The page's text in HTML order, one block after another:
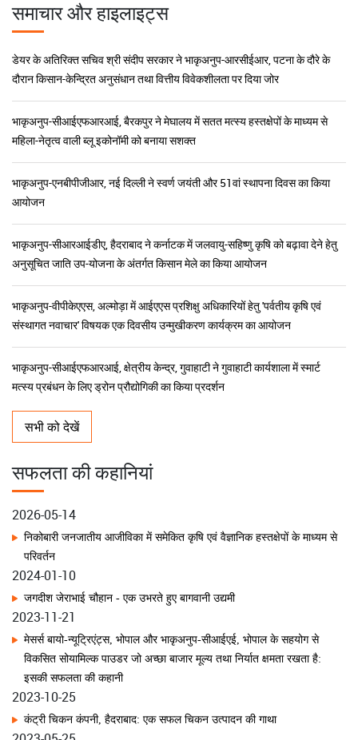
समाचार और हाइलाइट्स
डेयर के अतिरिक्त सचिव श्री संदीप सरकार ने भाकृअनुप-आरसीईआर, पटना के दौरे के
दौरान किसान-केन्द्रित अनुसंधान तथा वित्तीय विवेकशीलता पर दिया जोर
भाकृअनुप-सीआईएफआरआई, बैरकपुर ने मेघालय में सतत मत्स्य हस्तक्षेपों के माध्यम से
महिला-नेतृत्व वाली ब्लू इकोनॉमी को बनाया सशक्त
भाकृअनुप-एनबीपीजीआर, नई दिल्ली ने स्वर्ण जयंती और 51वां स्थापना दिवस का किया
आयोजन
भाकृअनुप-सीआरआईडीए, हैदराबाद ने कर्नाटक में जलवायु-सहिष्णु कृषि को बढ़ावा देने हेतु
अनुसूचित जाति उप-योजना के अंतर्गत किसान मेले का किया आयोजन
भाकृअनुप-वीपीकेएएस, अल्मोड़ा में आईएएस प्रशिक्षु अधिकारियों हेतु 'पर्वतीय कृषि एवं
संस्थागत नवाचार' विषयक एक दिवसीय उन्मुखीकरण कार्यक्रम का आयोजन
भाकृअनुप-सीआईएफआरआई, क्षेत्रीय केन्द्र, गुवाहाटी ने गुवाहाटी कार्यशाला में स्मार्ट
करने के लिए जनजातीय एफपीओ को श्री अन्न प्राथमिक प्रसंस्करण इकाई की समर्पित
केवीके सुंदरगढ़-I में अनुसंधान–प्रसार इंटरफेस बैठक ने जलवायु-लचीली खरीफ तैयारी
रणनीति की रूपरेखा तैयार की
केवीके कूचबिहार मृदा परीक्षण प्रयोगशाला को प्रतिष्ठित एनएबीएल मान्यता प्राप्त, कृषि
गुणवत्ता आश्वासन में स्थापित किया नया मानदंड
भाकृअनुप-सीसीआरआई, नागपुर ने 42वां स्थापना दिवस मनाया; प्रगतिशील सिट्रस
उत्पादकों को किया सम्मानित
सभी को देखें
सफलता की कहानियां
2026-05-14
निकोबारी जनजातीय आजीविका में समेकित कृषि एवं वैज्ञानिक हस्तक्षेपों के माध्यम से
परिवर्तन
2024-01-10
जगदीश जेराभाई चौहान - एक उभरते हुए बागवानी उद्यमी
2023-11-21
मेसर्स बायो-न्यूट्रिएंट्स, भोपाल और भाकृअनुप-सीआईएई, भोपाल के सहयोग से
विकसित सोयामिल्क पाउडर जो अच्छा बाजार मूल्य तथा निर्यात क्षमता रखता है:
डॉ. मांगी लाल जाट
सचिव (डेयर) एवं महानिदेशक(आईसीएआर)